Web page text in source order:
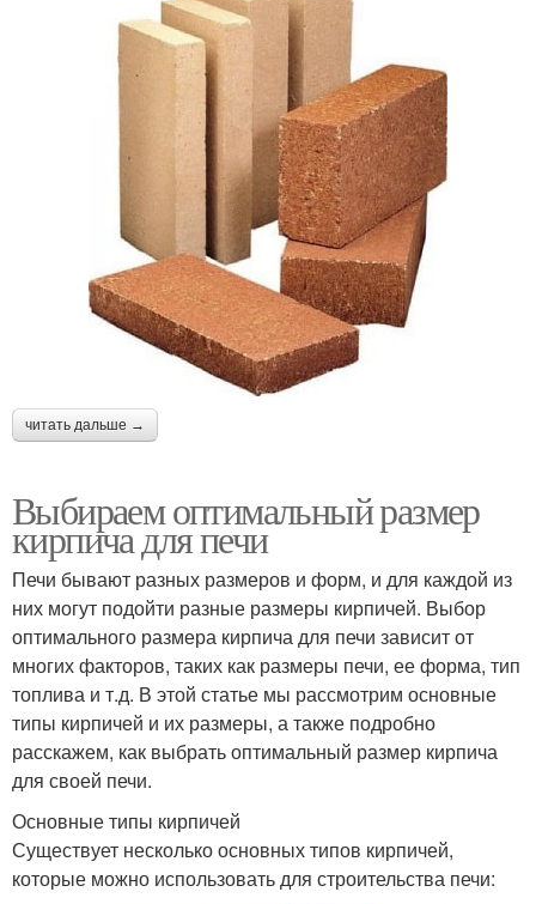
читать дальше →
Выбираем оптимальный размер
кирпича для печи
Печи бывают разных размеров и форм, и для каждой из
них могут подойти разные размеры кирпичей. Выбор
оптимального размера кирпича для печи зависит от
многих факторов, таких как размеры печи, ее форма, тип
топлива и т.д. В этой статье мы рассмотрим основные
типы кирпичей и их размеры, а также подробно
расскажем, как выбрать оптимальный размер кирпича
для своей печи.
Основные типы кирпичей
Существует несколько основных типов кирпичей,
которые можно использовать для строительства печи: